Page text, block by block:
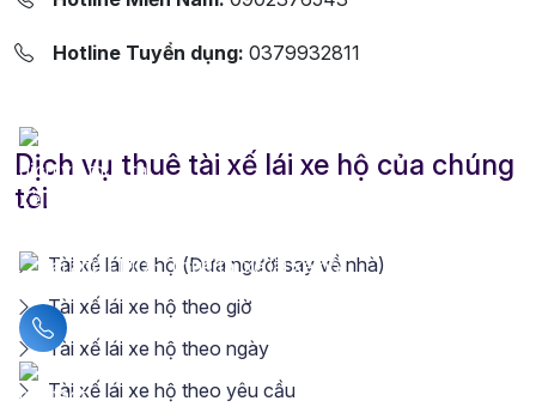
Hotline Tuyển dụng: 0379932811
Dịch vụ thuê tài xế lái xe hộ của chúng
tôi
Tài xế lái xe hộ (Đưa người say về nhà)
Tài xế lái xe hộ theo giờ
Tài xế lái xe hộ theo ngày
Tài xế lái xe hộ theo yêu cầu
Liên hệ hotline